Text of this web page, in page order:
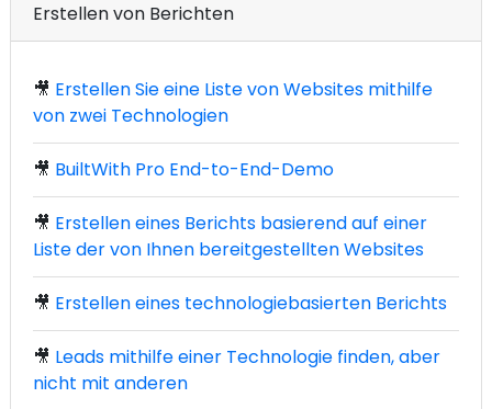
Erstellen von Berichten
🎥 Erstellen Sie eine Liste von Websites mithilfe
von zwei Technologien
🎥 BuiltWith Pro End-to-End-Demo
🎥 Erstellen eines Berichts basierend auf einer
Liste der von Ihnen bereitgestellten Websites
🎥 Erstellen eines technologiebasierten Berichts
🎥 Leads mithilfe einer Technologie finden, aber
nicht mit anderen